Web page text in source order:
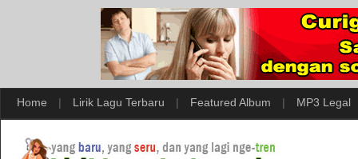
Home | Lirik Lagu Terbaru | Featured Album | MP3 Legal